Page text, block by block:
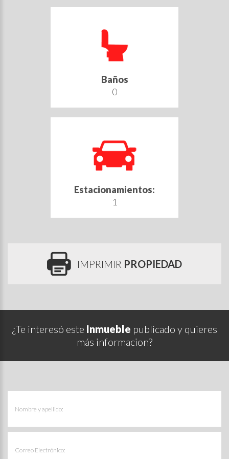
Baños
0
Estacionamientos:
1
IMPRIMIR PROPIEDAD
¿Te interesó este Inmueble publicado y quieres
más informacion?